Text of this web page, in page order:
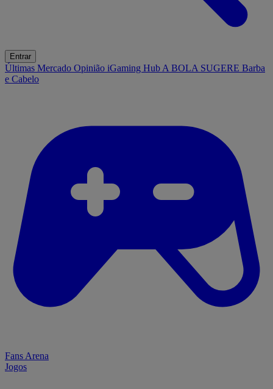
Entrar
Últimas Mercado Opinião iGaming Hub A BOLA SUGERE Barba
e Cabelo
Fans Arena
Jogos